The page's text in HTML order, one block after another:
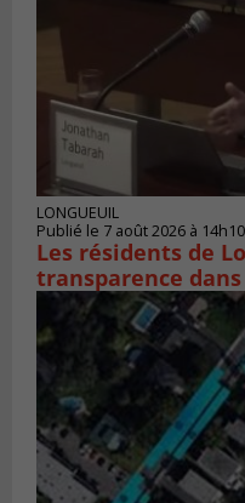
LONGUEUIL
Publié le 7 août 2026 à 14h10
Les résidents de
transparence